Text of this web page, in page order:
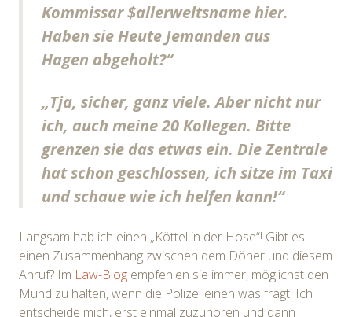
Kommissar $allerweltsname hier.
Haben sie Heute Jemanden aus
Hagen abgeholt?“
„Tja, sicher, ganz viele. Aber nicht nur
ich, auch meine 20 Kollegen. Bitte
grenzen sie das etwas ein. Die Zentrale
hat schon geschlossen, ich sitze im Taxi
und schaue wie ich helfen kann!“
Langsam hab ich einen „Köttel in der Hose“! Gibt es
einen Zusammenhang zwischen dem Döner und diesem
Anruf? Im Law-Blog empfehlen sie immer, möglichst den
Mund zu halten, wenn die Polizei einen was frägt! Ich
entscheide mich, erst einmal zuzuhören und dann